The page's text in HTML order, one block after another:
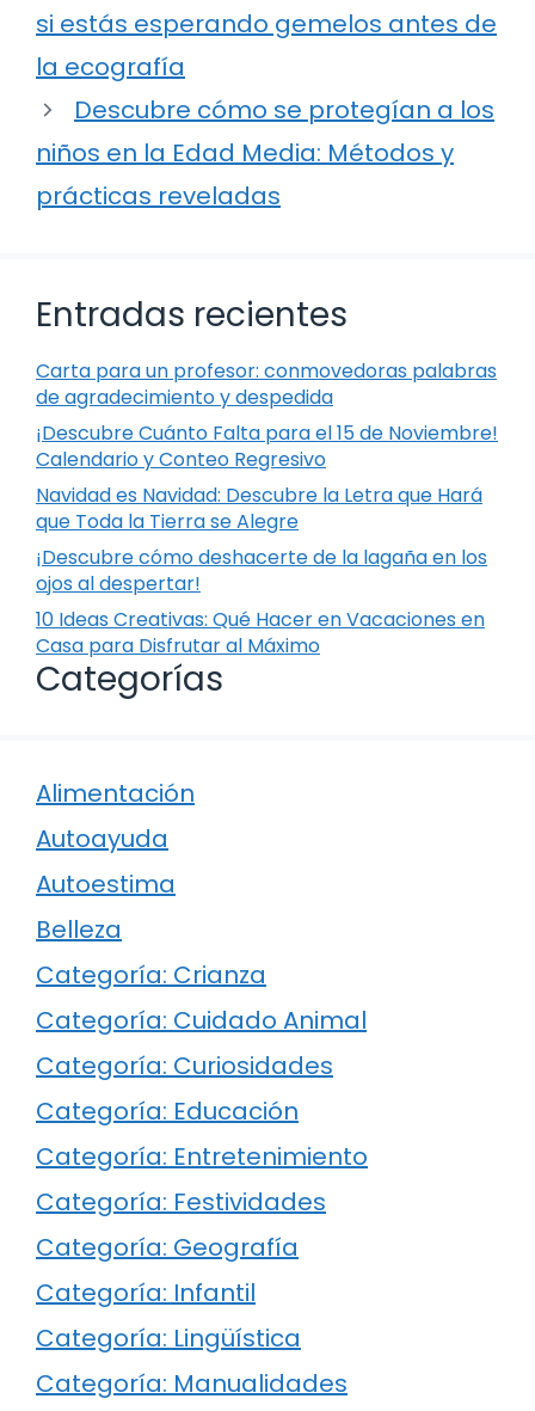
si estás esperando gemelos antes de
la ecografía
Descubre cómo se protegían a los
niños en la Edad Media: Métodos y
prácticas reveladas
Entradas recientes
Carta para un profesor: conmovedoras palabras
de agradecimiento y despedida
¡Descubre Cuánto Falta para el 15 de Noviembre!
Calendario y Conteo Regresivo
Navidad es Navidad: Descubre la Letra que Hará
que Toda la Tierra se Alegre
¡Descubre cómo deshacerte de la lagaña en los
ojos al despertar!
10 Ideas Creativas: Qué Hacer en Vacaciones en
Casa para Disfrutar al Máximo
Categorías
Alimentación
Autoayuda
Autoestima
Belleza
Categoría: Crianza
Categoría: Cuidado Animal
Categoría: Curiosidades
Categoría: Educación
Categoría: Entretenimiento
Categoría: Festividades
Categoría: Geografía
Categoría: Infantil
Categoría: Lingüística
Categoría: Manualidades